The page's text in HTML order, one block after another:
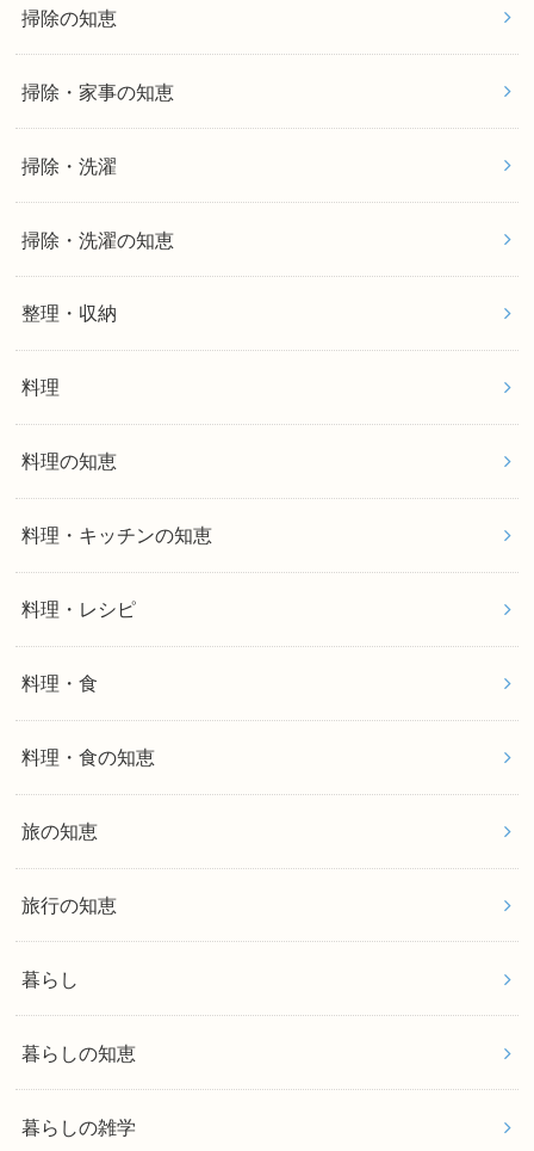
掃除の知恵
掃除・家事の知恵
掃除・洗濯
掃除・洗濯の知恵
整理・収納
料理
料理の知恵
料理・キッチンの知恵
料理・レシピ
料理・食
料理・食の知恵
旅の知恵
旅行の知恵
暮らし
暮らしの知恵
暮らしの雑学